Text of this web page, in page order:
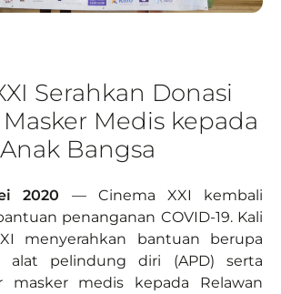
Serahkan Donasi
Medis kepada
Bangsa
2020 — Cinema XXI kembali
penanganan COVID-19. Kali
menyerahkan bantuan berupa
alat pelindung diri (APD) serta
masker medis kepada Relawan